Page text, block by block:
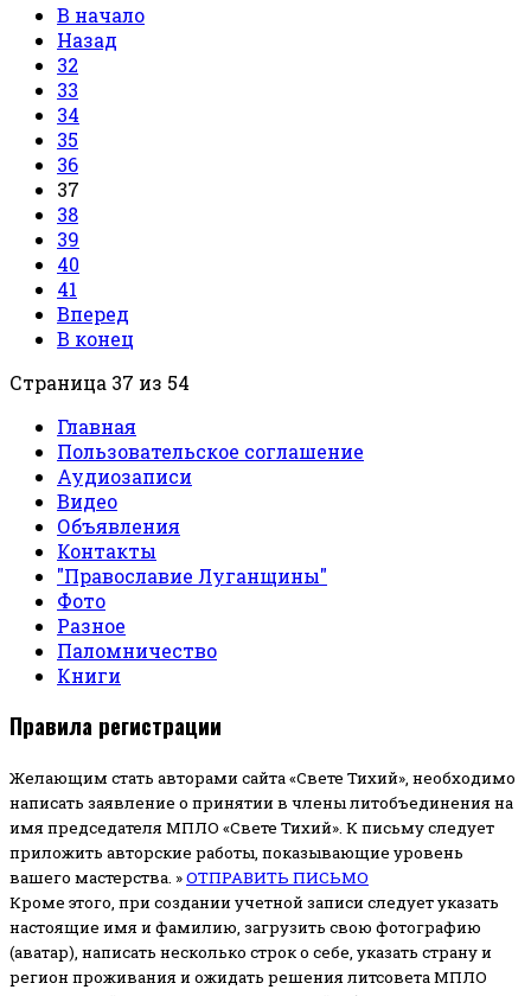
В начало
Назад
32
33
34
35
36
37
38
39
40
41
Вперед
В конец
Страница 37 из 54
Главная
Пользовательское соглашение
Аудиозаписи
Видео
Объявления
Контакты
"Православие Луганщины"
Фото
Разное
Паломничество
Книги
Правила регистрации
Желающим стать авторами сайта «Свете Тихий», необходимо
написать заявление о принятии в члены литобъединения на
имя председателя МПЛО «Свете Тихий». К письму следует
приложить авторские работы, показывающие уровень
вашего мастерства. »ОТПРАВИТЬ ПИСЬМО
Кроме этого, при создании учетной записи следует указать
настоящие имя и фамилию, загрузить свою фотографию
(аватар), написать несколько строк о себе, указать страну и
регион проживания и ожидать решения литсовета МПЛО